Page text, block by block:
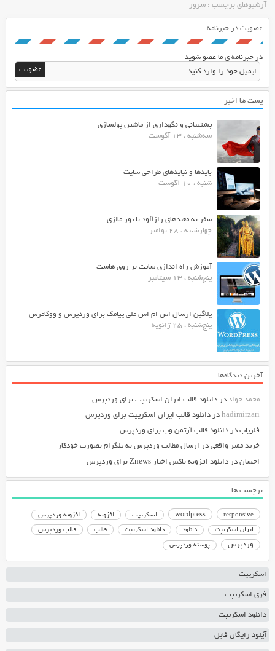
آرشیوهای برچسب : سرور
عضویت در خبرنامه
در خبرنامه ی ما عضو شوید
پست ها اخیر
پشتیبانی و نگهداری از ماشین پولسازی
سه‌شنبه ، 13 آگوست
بایدها و نبایدهای طراحی سایت
شنبه ، 10 آگوست
سفر به معبدهای رازآلود با تور مالزی
چهارشنبه ، 28 نوامبر
آموزش راه اندازی سایت بر روی هاست
پنج‌شنبه ، 13 سپتامبر
پلاگین ارسال اس ام اس ملی پیامک برای وردپرس و ووکامرس
پنج‌شنبه ، 25 ژانویه
آخرین دیدگاه‌ها
محمد جواددر دانلود قالب ایران اسکریپت برای وردپرس
hadimirzariدر دانلود قالب ایران اسکریپت برای وردپرس
فلزیابدر دانلود قالب آرتمن وب برای وردپرس
خرید ممبر واقعیدر ارسال مطالب وردپرس به تلگرام بصورت خودکار
احساندر دانلود افزونه باکس اخبار Znews برای وردپرس
برچسب ها
responsive
wordpress اسکریپت افزونه افزونه وردپرس
ایران اسکریپت دانلود دانلود اسکریپت قالب قالب وردپرس
وردپرس پوسته وردپرس
اسکریپت
فری اسکریپت
دانلود اسکریپت
آپلود رایگان فایل